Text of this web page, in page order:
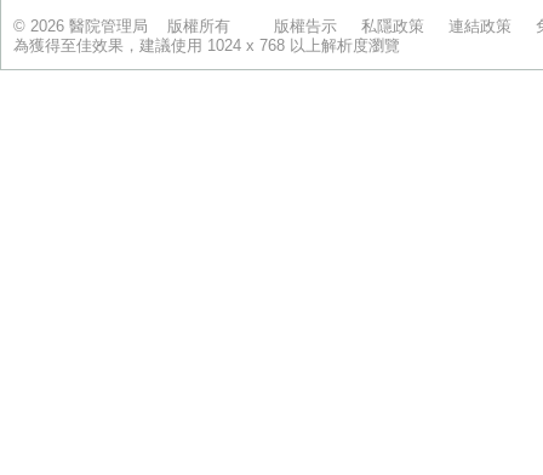
© 2026 醫院管理局 版權所有 版權告示 私隱政策 連結政策
為獲得至佳效果，建議使用 1024 x 768 以上解析度瀏覽